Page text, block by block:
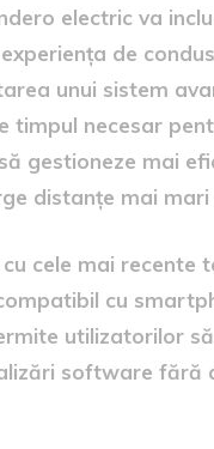
electric va
de
unui sistem
timpul necesar
gestioneze mai
distanțe mai
cele mai recente
cu
utilizatorilor
software fără